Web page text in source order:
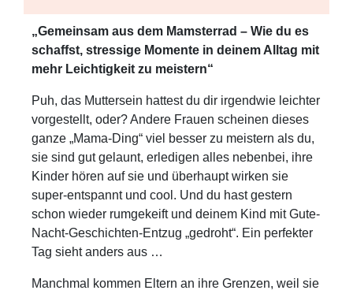
„Gemeinsam aus dem Mamsterrad – Wie du es
schaffst, stressige Momente in deinem Alltag mit
mehr Leichtigkeit zu meistern“
Puh, das Muttersein hattest du dir irgendwie leichter
vorgestellt, oder? Andere Frauen scheinen dieses
ganze „Mama-Ding“ viel besser zu meistern als du,
sie sind gut gelaunt, erledigen alles nebenbei, ihre
Kinder hören auf sie und überhaupt wirken sie
super-entspannt und cool. Und du hast gestern
schon wieder rumgekeift und deinem Kind mit Gute-
Nacht-Geschichten-Entzug „gedroht“. Ein perfekter
Tag sieht anders aus …
Manchmal kommen Eltern an ihre Grenzen, weil sie